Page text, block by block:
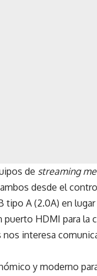
de streaming
desde el
tipo A (2.0A) en
HDMI para la
interesa
y moderno